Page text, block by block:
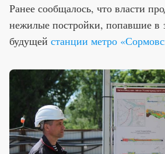
Ранее сообщалось, что власти
нежилые постройки, попавшие в
будущей станции метро